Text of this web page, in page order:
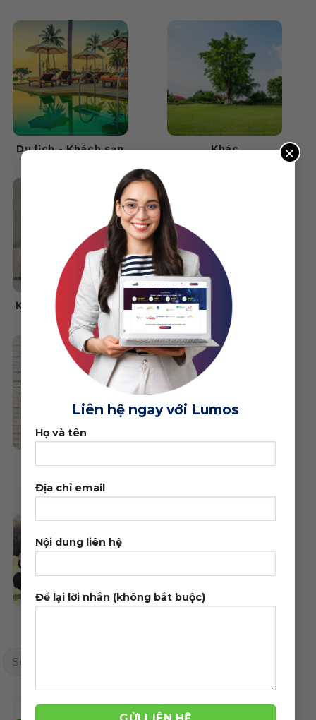
Liên hệ ngay với Lumos
Họ và tên
Địa chỉ email
Nội dung liên hệ
Để lại lời nhắn (không bắt buộc)
×
Du lịch - Khách sạn Khác
Kiến trúc - Nội thất Mỹ phẩm - Làm đẹp
Thời trang Thực phẩm - Thuốc
Search